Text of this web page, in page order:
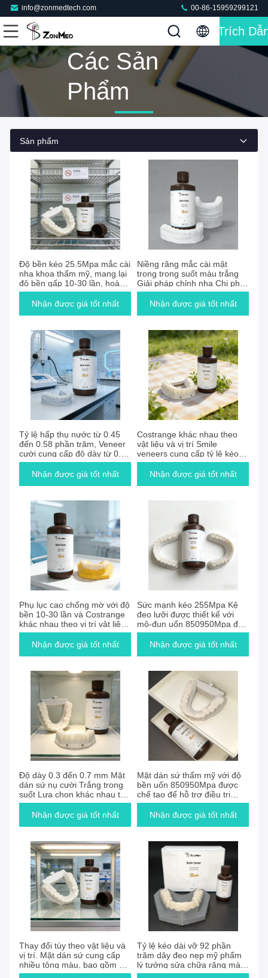
info@zonmedtech.com 00-86-15959299121
Trích
Các Sản
Phẩm
Sản phẩm
Độ bền kéo 25.5Mpa mắc cài
nha khoa thẩm mỹ, mang lại
độ bền gấp 10-30 lần, hoàn
hảo cho điều trị chỉnh nha và
chuyên gia nha khoa
Nhận được giá tốt nhất
Niềng răng mắc cài mặt
trong trong suốt màu trắng
Giải pháp chỉnh nha Chi phí
thay đổi tùy theo vật liệu và
địa điểm Hoàn hảo cho các
Nhận được giá tốt nhất
Tỷ lệ hấp thụ nước từ 0.45
đến 0.58 phần trăm, Veneer
cười cung cấp độ dày từ 0.3
đến 0.7 milimét, được thiết
kế cho nha khoa
Nhận được giá tốt nhất
Costrange khác nhau theo
vật liệu và vị trí Smile
veneers cung cấp tỷ lệ kéo
dài 92 phần trăm và độ bền
từ 10 đến 30 lần được thiết
Nhận được giá tốt nhất
Phụ lục cao chống mờ với độ
bền 10-30 lần và Costrange
khác nhau theo vị trí vật liệu
hoàn hảo cho phòng thí
nghiệm nha khoa
Nhận được giá tốt nhất
Sức mạnh kéo 255Mpa Kệ
đeo lưỡi được thiết kế với
mô-đun uốn 850950Mpa để
hỗ trợ các thủ tục chỉnh hình
chính xác
Nhận được giá tốt nhất
Độ dày 0.3 đến 0.7 mm Mặt
dán sứ nụ cười Trắng trong
suốt Lựa chọn khác nhau tùy
theo vị trí vật liệu Được thiết
kế cho các chuyên gia nha
Nhận được giá tốt nhất
Mặt dán sứ thẩm mỹ với độ
bền uốn 850950Mpa được
chế tạo để hỗ trợ điều trị
chỉnh nha và cải thiện kết
quả cho bệnh nhân
Nhận được giá tốt nhất
Thay đổi tùy theo vật liệu và
vị trí. Mặt dán sứ cung cấp
nhiều tông màu, bao gồm cả
màu trắng trong suốt cho các
Tỷ lệ kéo dài vỡ 92 phần
trăm dây đeo nẹp mỹ phẩm
lý tưởng sửa chữa răng màu
thoải mái thiết bị chỉnh răng